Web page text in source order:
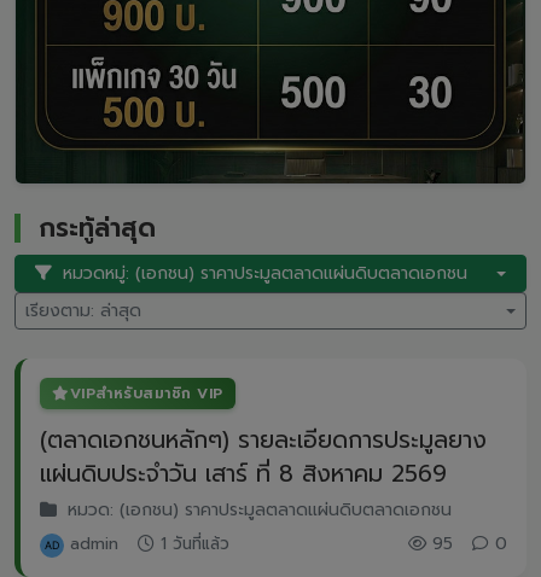
กระทู้ล่าสุด
หมวดหมู่: (เอกชน) ราคาประมูลตลาดแผ่นดิบตลาดเอกชน
เรียงตาม: ล่าสุด
VIPสำหรับสมาชิก VIP
(ตลาดเอกชนหลักๆ) รายละเอียดการประมูลยาง
แผ่นดิบประจำวัน เสาร์ ที่ 8 สิงหาคม 2569
หมวด: (เอกชน) ราคาประมูลตลาดแผ่นดิบตลาดเอกชน
admin
1 วันที่แล้ว 95 0